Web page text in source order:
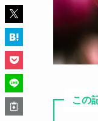
この